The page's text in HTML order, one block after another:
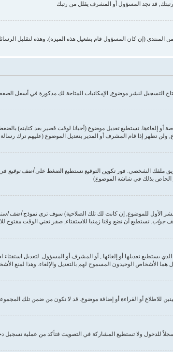
رتبتك, قد تجد المسؤول أو المشرف يقلل من رتبك
(إن كان المسؤول قام بتفعيل هذه الميزة). وهذه لتقليل
التسجيل لنشر موضوع, الإمكانيات المتاحة لك مذكورة في أسفل
أو إلغاءها. تستطيع تعديل موضوع (أحيانا لوقت قصير بعد كتابته)
تظهر إذا قام المشرف أو المدير بتعديل الموضوع (عليهم ترك
ملفك الشخصي. فور تكوين التوقيع تستطيع الضغط علىأضف توقيع
الخاص بذلك في شاشة الموضوع)
الأول للموضوع, إن كانت لك تلك الصلاحية) سوف ترى نموذجأضف
جواب. تستطيع أن تضع وقتا زمنيا للاستفتاء, صفر تعني الوقت مفتوح
يستطيع تعديلها أو إلغائها , أو المشرف أو المسؤول. لتعديل
الأشخاص الوحيدون المسموح لهم بالتعديل والإلغاء. وهذا لمنع
للاطلاع أو القراءة أو إضافة موضوع. قد لا تكون من ضمن تلك
للدخول ولا تستطيع المشاركة في التصويت فتأكد من عملية تسجيل